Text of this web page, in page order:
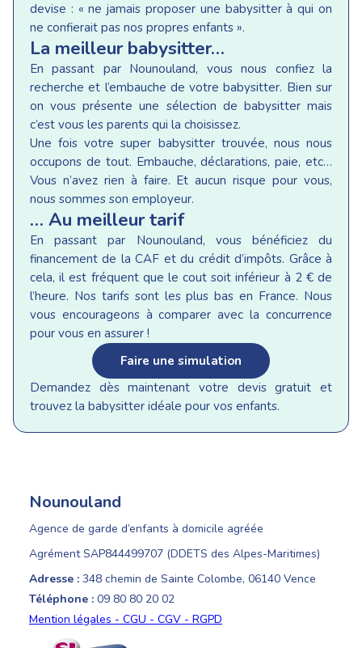
devise : « ne jamais proposer une babysitter à qui on
ne confierait pas nos propres enfants ».
La meilleur babysitter…
En passant par Nounouland, vous nous confiez la
recherche et l’embauche de votre babysitter. Bien sur
on vous présente une sélection de babysitter mais
c’est vous les parents qui la choisissez.
Une fois votre super babysitter trouvée, nous nous
occupons de tout. Embauche, déclarations, paie, etc…
Vous n’avez rien à faire. Et aucun risque pour vous,
nous sommes son employeur.
… Au meilleur tarif
En passant par Nounouland, vous bénéficiez du
financement de la CAF et du crédit d’impôts. Grâce à
cela, il est fréquent que le cout soit inférieur à 2 € de
l’heure. Nos tarifs sont les plus bas en France. Nous
vous encourageons à comparer avec la concurrence
pour vous en assurer !
Faire une simulation
Demandez dès maintenant votre devis gratuit et
trouvez la babysitter idéale pour vos enfants.
Nounouland
Agence de garde d’enfants à domicile agréée
Agrément SAP844499707 (DDETS des Alpes-Maritimes)
Adresse : 348 chemin de Sainte Colombe, 06140 Vence
Téléphone : 09 80 80 20 02
Mention légales - CGU - CGV - RGPD